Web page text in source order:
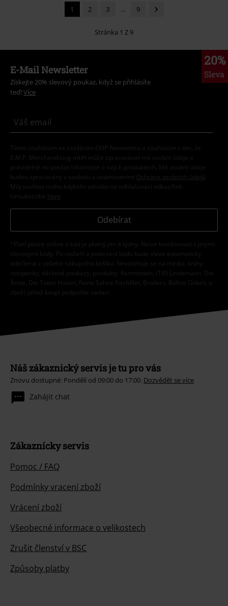
1 2 3 ... 9
Stránka 1 Z 9
20%
Sleva
E-Mail Newsletter
Získejte 20% slevový poukaz, když se přihlásíte
teď! Více
Tímto souhlasím se zasíláním EMP Newslettru a souhlasím s tím, že
E.M.P. Merchandising mbH může zpracovávat mé osobní údaje a
pravidelně mi posílat informace o svých produktech. Mé osobní údaje
budou zpracovány v souladu s ustanoveními
Ochrana osobních údajů
Můj souhlas mohu kdykoliv odvolat na odhlašovací odkaz/link.
Unsubscribe here
Odebírat
*Platí pouze online a kód je platný jen 4 týdny. Nelze kombinovat s jinými
slevovými kódy. Po vložení a potvrzení kódu bude sleva automaticky
odečtena z vašeho nákupního košíku. Nevztahuje se na média, knihy,
vstupenky, dárkové poukazy, produkty: Rammstein, (Till) Lindemann, Die
Ärzte, Die Toten Hosen, Feine Sahne Fischfilet, Broilers, Böhse Onkelz a
zboží, jehož koupí podpoříte nadaci.
Náš zákaznický servis je tu pro vás
Znovu dostupné: Pondělí od 09:00 do 17:00. Dozvědět se více
Zahájit chat
Zákaznícky servis
Pomoc / FAQ
Podmínky vracení zboží
Vrácení zboží
Všeobecné informace o velikostech
Zrušit členství v BSC
Způsoby platby